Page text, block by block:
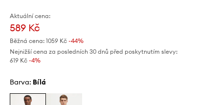
Aktuální cena:
589 Kč
Běžná cena: 1059 Kč -44%
Nejnižší cena za posledních 30 dnů před poskytnutím slevy:
619 Kč -4%
Barva: bílá